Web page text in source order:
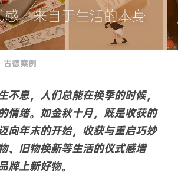
，来自于生活的本身
古德案例
不息，人们总能在换季的时候，
情绪。如金秋十月，既是收获的
向年末的开始，收获与重启巧妙
、旧物换新等生活的仪式感增
牌上新好物。